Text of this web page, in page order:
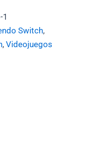
Switch,
, Videojuegos